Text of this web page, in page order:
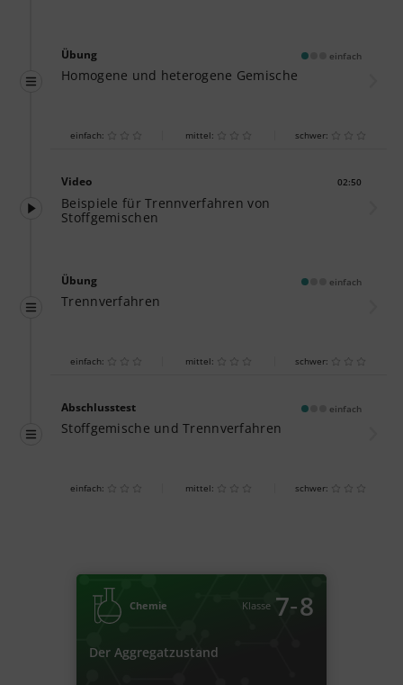
Übung einfach
Homogene und heterogene Gemische
einfach: mittel: schwer:
Video 02:50
Beispiele für Trennverfahren von
Stoffgemischen
Übung einfach
Trennverfahren
einfach: mittel: schwer:
Abschlusstest einfach
Stoffgemische und Trennverfahren
einfach: mittel: schwer:
Chemie Klasse 7‐8
Der Aggregatzustand